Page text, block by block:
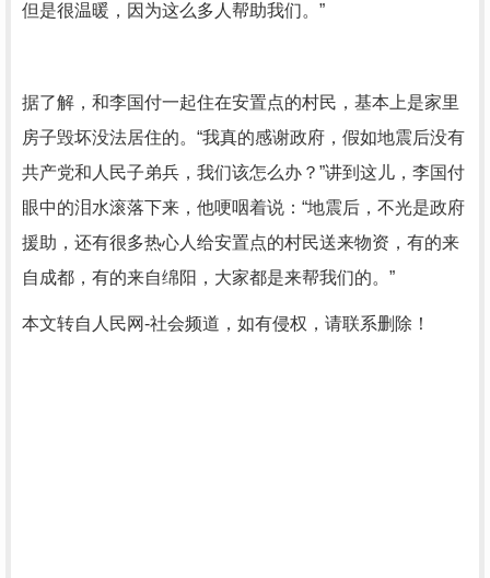
但是很温暖，因为这么多人帮助我们。”
据了解，和李国付一起住在安置点的村民，基本上是家里
房子毁坏没法居住的。“我真的感谢政府，假如地震后没有
共产党和人民子弟兵，我们该怎么办？”讲到这儿，李国付
眼中的泪水滚落下来，他哽咽着说：“地震后，不光是政府
援助，还有很多热心人给安置点的村民送来物资，有的来
自成都，有的来自绵阳，大家都是来帮我们的。”
本文转自人民网-社会频道，如有侵权，请联系删除！